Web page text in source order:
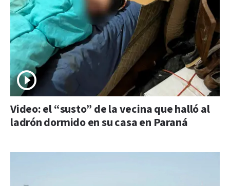
Video: el “susto” de la vecina que halló al
ladrón dormido en su casa en Paraná